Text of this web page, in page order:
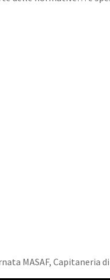
MASAF, Capitaneria